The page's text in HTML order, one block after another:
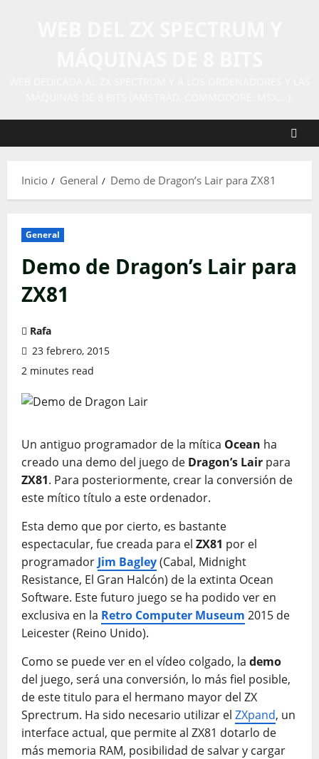
Inicio General Demo de Dragon’s Lair para ZX81
General
Demo de Dragon’s Lair para
ZX81
Rafa
23 febrero, 2015
2 minutes read
Un antiguo programador de la mítica Ocean ha
creado una demo del juego de Dragon’s Lair para
ZX81. Para posteriormente, crear la conversión de
este mítico título a este ordenador.
Esta demo que por cierto, es bastante
espectacular, fue creada para el ZX81 por el
programador Jim Bagley(Cabal, Midnight
Resistance, El Gran Halcón) de la extinta Ocean
Software. Este futuro juego se ha podido ver en
exclusiva en la Retro Computer Museum 2015 de
Leicester (Reino Unido).
Como se puede ver en el vídeo colgado, la demo
del juego, será una conversión, lo más fiel posible,
de este titulo para el hermano mayor del ZX
Sprectrum. Ha sido necesario utilizar el ZXpand, un
interface actual, que permite al ZX81 dotarlo de
más memoria RAM, posibilidad de salvar y cargar